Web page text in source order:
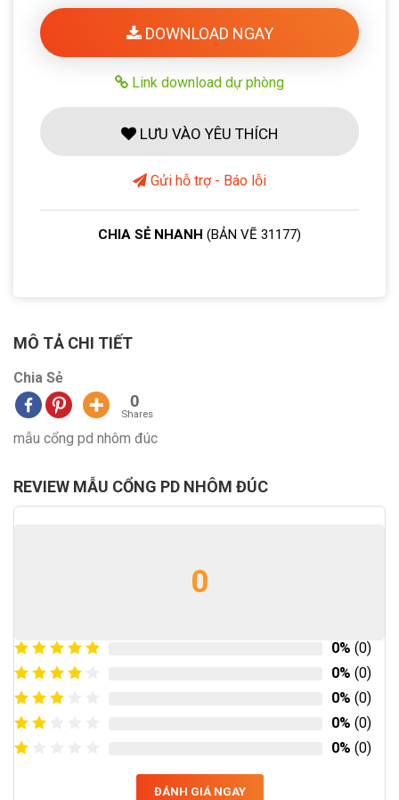
DOWNLOAD NGAY
Link download dự phòng
LƯU VÀO YÊU THÍCH
Gửi hỗ trợ - Báo lỗi
CHIA SẺ NHANH (BẢN VẼ 31177)
MÔ TẢ CHI TIẾT
Chia Sẻ
0
Shares
mẫu cổng pd nhôm đúc
REVIEW MẪU CỔNG PD NHÔM ĐÚC
0
0% (0)
0% (0)
0% (0)
0% (0)
0% (0)
ĐÁNH GIÁ NGAY